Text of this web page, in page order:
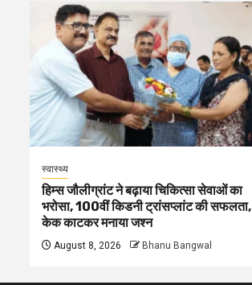
स्वास्थ्य
हिम्स जौलीग्रांट ने बढ़ाया चिकित्सा सेवाओं का
भरोसा, 100वीं किडनी ट्रांसप्लांट की सफलता,
केक काटकर मनाया जश्न
August 8, 2026 Bhanu Bangwal